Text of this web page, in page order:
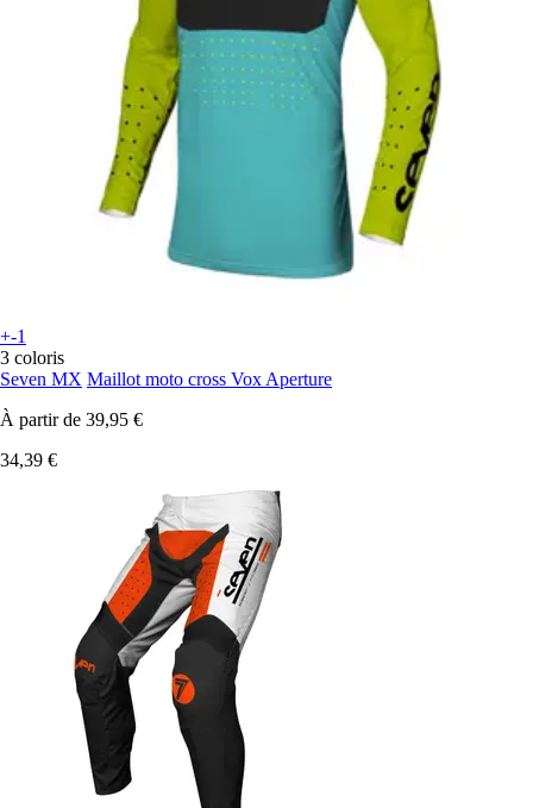
+-1
3 coloris
Seven MX Maillot moto cross Vox Aperture
À partir de 39,95 €
34,39 €